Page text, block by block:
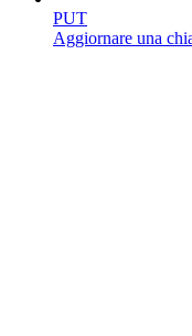
PUT
Aggiornare una